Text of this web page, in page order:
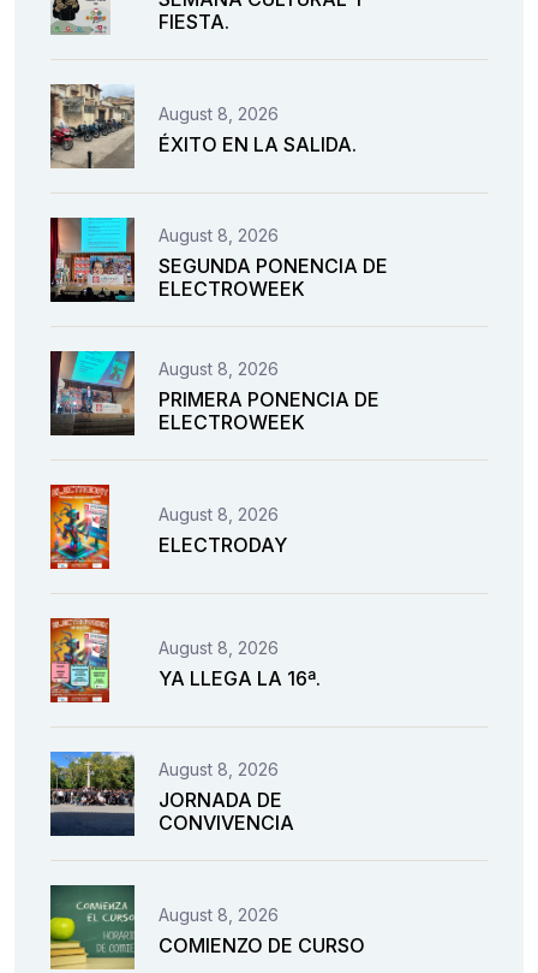
FIESTA.
August 8, 2026
ÉXITO EN LA SALIDA.
August 8, 2026
SEGUNDA PONENCIA DE
ELECTROWEEK
August 8, 2026
PRIMERA PONENCIA DE
ELECTROWEEK
August 8, 2026
ELECTRODAY
August 8, 2026
YA LLEGA LA 16ª.
August 8, 2026
JORNADA DE
CONVIVENCIA
August 8, 2026
COMIENZO DE CURSO